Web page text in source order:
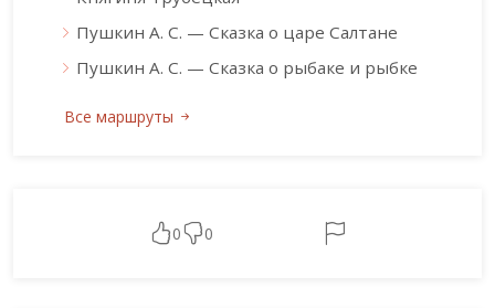
Пушкин А. С. — Сказка о царе Салтане
Пушкин А. С. — Сказка о рыбаке и рыбке
Все маршруты
0 0